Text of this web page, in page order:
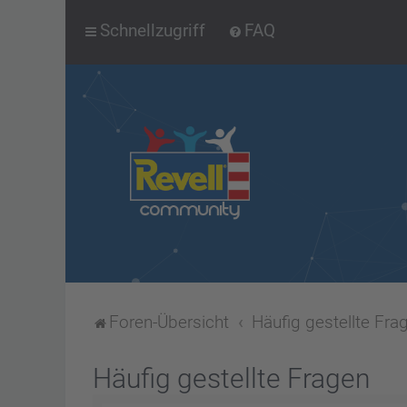
Schnellzugriff FAQ
Foren-Übersicht Häufig gestellte
Häufig gestellte Fragen